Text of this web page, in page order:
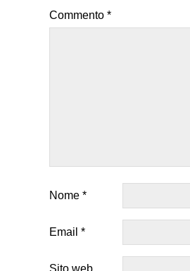
Commento *
Nome *
Email *
Sito web